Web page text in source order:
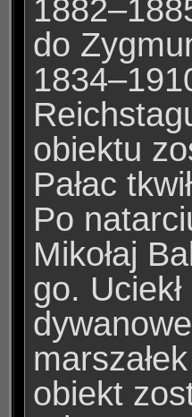
do
obiektu
Pałac
Po
Mikołaj
go.
obiekt